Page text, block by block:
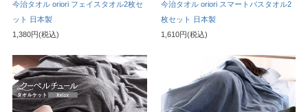
今治タオル oriori フェイスタオル2枚セ
ット 日本製
1,380円(税込)
今治タオル oriori スマートバスタオル2
枚セット 日本製
1,610円(税込)